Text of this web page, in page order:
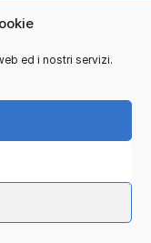
ed i nostri servizi.
Privacy